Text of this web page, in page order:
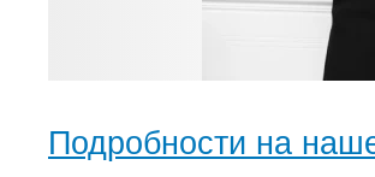
Подробности на